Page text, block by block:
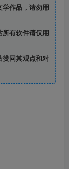
作品，请勿用
有软件请仅用
同其观点和对